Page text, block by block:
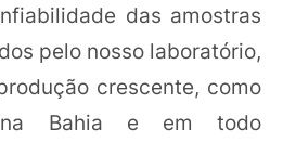
das amostras
pelo nosso laboratório,
crescente, como
na Bahia e em todo